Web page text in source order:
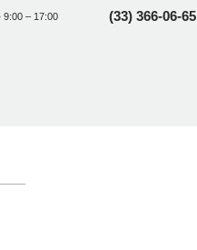
9:00 – 17:00 (33) 366-06-65